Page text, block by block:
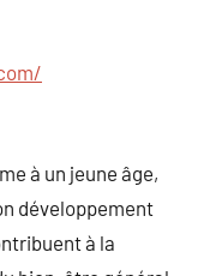
à un jeune âge,
développement
à la